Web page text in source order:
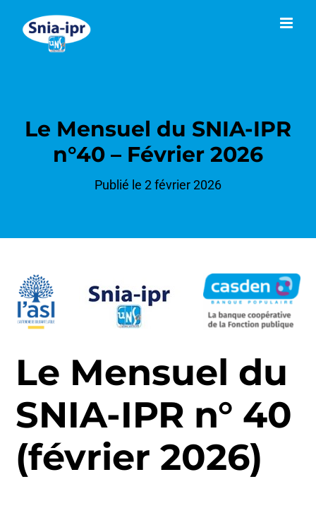
Le Mensuel du SNIA-IPR
n°40 – Février 2026
Publié le 2 février 2026
Le Mensuel du
SNIA-IPR n° 40
(février 2026)